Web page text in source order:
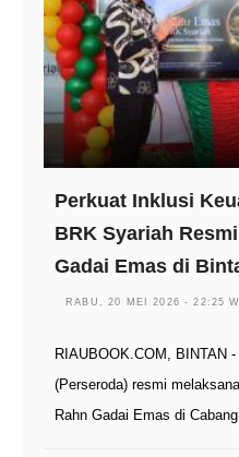
Perkuat Inklusi
BRK Syariah
Gadai Emas di
RABU, 20 MEI 2026 - 22:25
RIAUBOOK.COM, BINTAN
(Perseroda) resmi
Rahn Gadai Emas di